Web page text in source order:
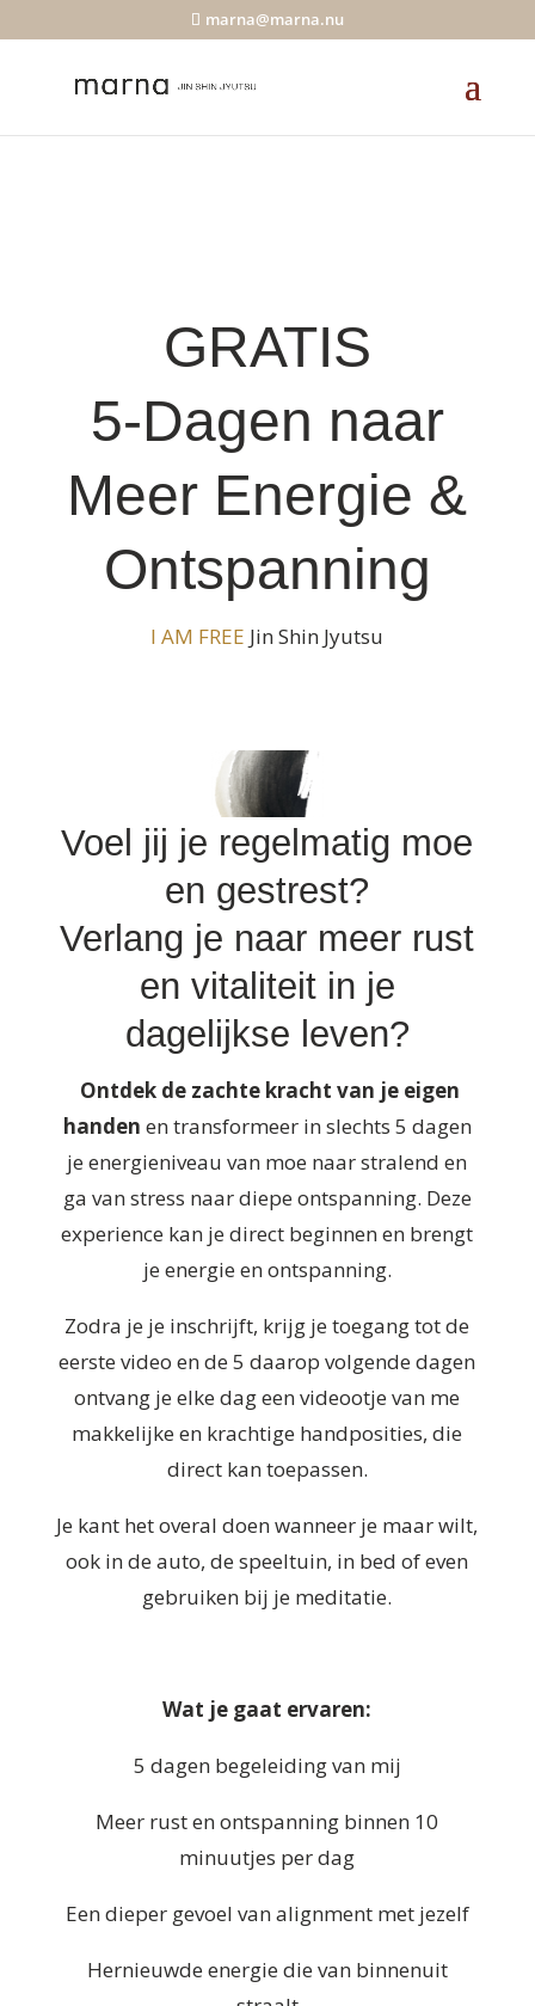
marna@marna.nu
GRATIS
5-Dagen naar
Meer Energie &
Ontspanning
I AM FREE Jin Shin Jyutsu
Voel jij je regelmatig moe
en gestrest?
Verlang je naar meer rust
en vitaliteit in je
dagelijkse leven?
Ontdek de zachte kracht van je eigen
handen en transformeer in slechts 5 dagen
je energieniveau van moe naar stralend en
ga van stress naar diepe ontspanning. Deze
experience kan je direct beginnen en brengt
je energie en ontspanning.
Zodra je je inschrijft, krijg je toegang tot de
eerste video en de 5 daarop volgende dagen
ontvang je elke dag een videootje van me
makkelijke en krachtige handposities, die
direct kan toepassen.
Je kant het overal doen wanneer je maar wilt,
ook in de auto, de speeltuin, in bed of even
gebruiken bij je meditatie.
Wat je gaat ervaren:
5 dagen begeleiding van mij
Meer rust en ontspanning binnen 10
minuutjes per dag
Een dieper gevoel van alignment met jezelf
Hernieuwde energie die van binnenuit